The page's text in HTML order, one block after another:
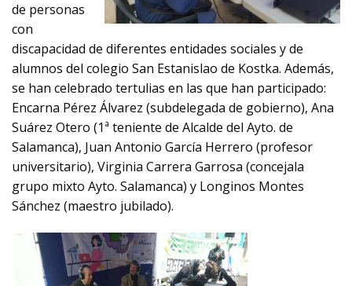
de personas
con
discapacidad de diferentes entidades sociales y de
alumnos del colegio San Estanislao de Kostka. Además,
se han celebrado tertulias en las que han participado:
Encarna Pérez Álvarez (subdelegada de gobierno), Ana
Suárez Otero (1ª teniente de Alcalde del Ayto. de
Salamanca), Juan Antonio García Herrero (profesor
universitario), Virginia Carrera Garrosa (concejala
grupo mixto Ayto. Salamanca) y Longinos Montes
Sánchez (maestro jubilado).